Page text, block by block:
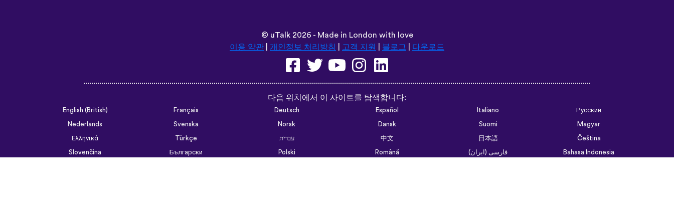
다음 위치에서 이 사이트를 탐색합니다:
English (British) Français Deutsch Español Italiano
Русский
Norsk Dansk
Ελληνικά
Türkçe עברית 中文 日本語
Čeština
Slovenčina
Български Polski Română فارسی (ایران)
Bahasa Indonesia
ไทย
Tiếng Việt 한국어 Português do Brasil Українська
العربية الرسمية الحديثة
Монгол
Azərbaycan dili